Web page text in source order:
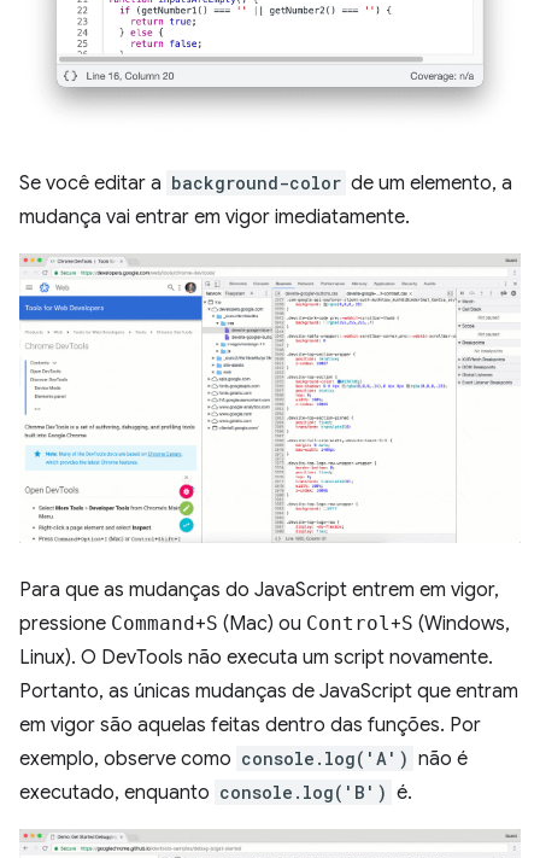
Se você editar a background-color de um elemento, a
mudança vai entrar em vigor imediatamente.
Para que as mudanças do JavaScript entrem em vigor,
pressione Command+S (Mac) ou Control+S (Windows,
Linux). O DevTools não executa um script novamente.
Portanto, as únicas mudanças de JavaScript que entram
em vigor são aquelas feitas dentro das funções. Por
exemplo, observe como console.log('A') não é
executado, enquanto console.log('B') é.